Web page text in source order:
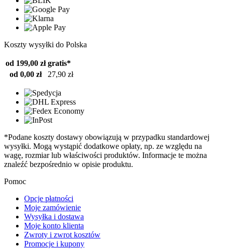
Koszty wysyłki do Polska
od 199,00 zł gratis*
od 0,00 zł
27,90 zł
*Podane koszty dostawy obowiązują w przypadku standardowej
wysyłki. Mogą wystąpić dodatkowe opłaty, np. ze względu na
wagę, rozmiar lub właściwości produktów. Informacje te można
znaleźć bezpośrednio w opisie produktu.
Pomoc
Opcje płatności
Moje zamówienie
Wysyłka i dostawa
Moje konto klienta
Zwroty i zwrot kosztów
Promocje i kupony